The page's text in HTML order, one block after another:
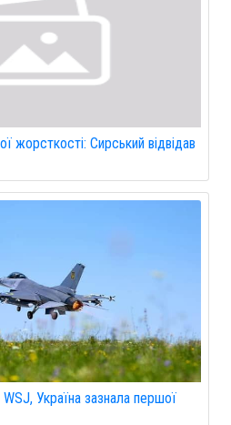
жорсткості: Сирський відвідав
Україна зазнала першої